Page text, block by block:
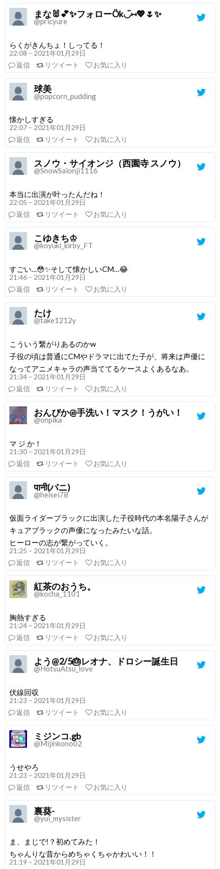
まな🐰💕✨フォローÖk◡̈⑅💖🌷✨
@pricyure
らくがきんちょ！しってる！
22:08 – 2021年01月29日
返信
リツイート お気に入り
球美
@popcorn_pudding
懐かしすぎる
22:07 – 2021年01月29日
返信
リツイート お気に入り
スノウ・サイオンジ（西園寺 スノウ）
@SnowSaionji1116
本当に出演が叶ったんだね！
22:05 – 2021年01月29日
返信
リツイート お気に入り
こゆきち♔
@koyuki_kirby_FT
すごい…😳✨そして懐かしいCM…😂
21:46 – 2021年01月29日
返信
リツイート お気に入り
たけ
@take1212y
こういう繋がりあるのかw
子役の頃は普通にCMやドラマに出てた子が、将来は声優に
なってアニメキャラの声当ててるケースよくあるなあ。
21:34 – 2021年01月29日
返信
リツイート お気に入り
おんぴか@手洗い！マスク！うがい！
@onpika
マ ジ か！
21:30 – 2021年01月29日
返信
リツイート お気に入り
पानी(パニ)
@heisei78
仮面ライダーブラックに出演した子役時代の本名陽子さんが
キュアブラックの声優になったみたいな話。
ヒーローの志が繋がっていく。
21:25 – 2021年01月29日
返信
リツイート お気に入り
紅茶のおうち。
@kocha_1101
胸熱すぎる
21:24 – 2021年01月29日
返信
リツイート お気に入り
よう@2/5🎂レオナ、ドロシー誕生日
@HotsuAtsu_love
伏線回収
21:23 – 2021年01月29日
返信
リツイート お気に入り
ミジンコ.gb
@Mijinkono02
うせやろ
21:23 – 2021年01月29日
返信
リツイート お気に入り
裏葵-
@yui_mysister
ま、まじで!？初めてみた！
ちゃんりな昔からめちゃくちゃかわいい！！
21:19 – 2021年01月29日